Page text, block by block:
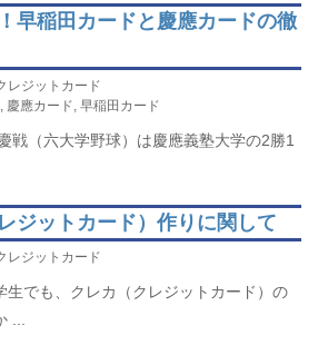
早稲田カードと慶應カードの徹
レジットカード
, 慶應カード, 早稲田カード
戦（六大学野球）は慶應義塾大学の2勝1
ジットカード）作りに関して
レジットカード
生でも、クレカ（クレジットカード）の
...